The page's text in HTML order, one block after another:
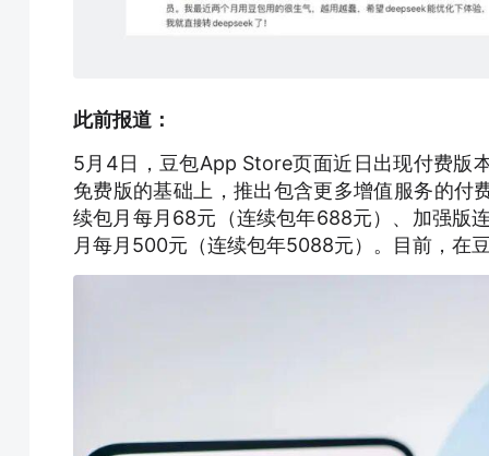
此前报道：
5月4日，豆包App Store页面近日出现付费版
免费版的基础上，推出包含更多增值服务的付
续包月每月68元（连续包年688元）、加强版
月每月500元（连续包年5088元）。目前，在